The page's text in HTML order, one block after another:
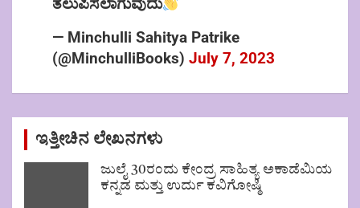
ತಲುಪಿಸಲಾಗುವುದು
— Minchulli Sahitya Patrike
(@MinchulliBooks) July 7, 2023
ಇತ್ತೀಚಿನ ಲೇಖನಗಳು
ಜುಲೈ 30ರಂದು ಕೇಂದ್ರ ಸಾಹಿತ್ಯ ಅಕಾಡೆಮಿಯ
ಕನ್ನಡ ಮತ್ತು ಉರ್ದು ಕವಿಗೋಷ್ಠಿ